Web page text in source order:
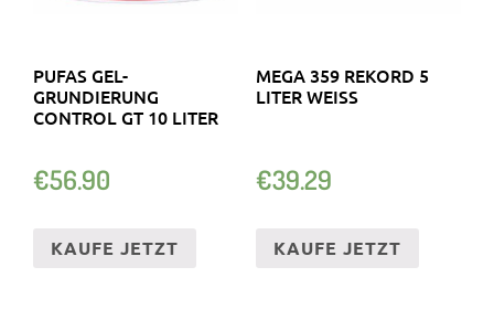
PUFAS GEL-
GRUNDIERUNG
CONTROL GT 10 LITER
€56.90
KAUFE JETZT
MEGA 359 REKORD 5
LITER WEISS
€39.29
KAUFE JETZT